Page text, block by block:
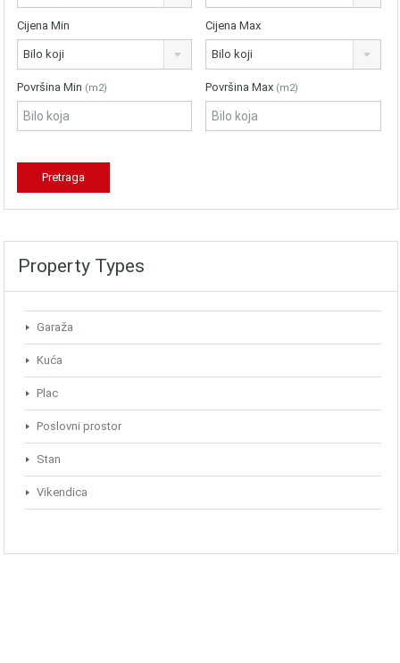
Cijena Min
Bilo koji
Cijena Max
Bilo koji
Površina Min (m2) Površina Max (m2)
Property Types
Garaža
Kuća
Plac
Poslovni prostor
Stan
Vikendica